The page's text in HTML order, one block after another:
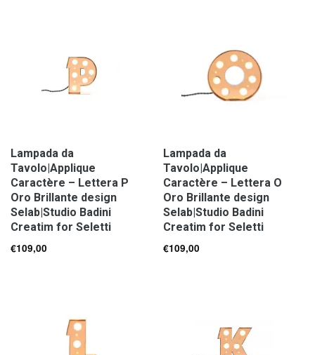
Lampada da
Tavolo|Applique
Caractère – Lettera P
Oro Brillante design
Selab|Studio Badini
Creatim for Seletti
€109,00
Lampada da
Tavolo|Applique
Caractère – Lettera O
Oro Brillante design
Selab|Studio Badini
Creatim for Seletti
€109,00